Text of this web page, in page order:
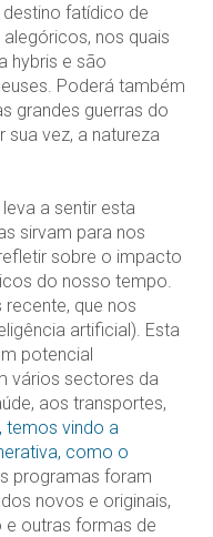
fatídico de
nos quais
hybris e são
Poderá também
grandes guerras do
sua vez, a natureza
a sentir esta
sirvam para nos
sobre o impacto
do nosso tempo.
que nos
artificial). Esta
potencial
vários sectores da
aos transportes,
temos vindo a
como o
programas foram
novos e originais,
e outras formas de